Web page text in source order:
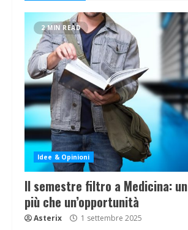
2 MIN READ
Idee & Opinioni
Il semestre filtro a Medicina:
più che un’opportunità
Asterix 1 settembre 2025